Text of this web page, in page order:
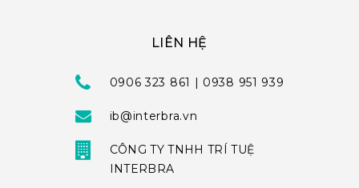
LIÊN HỆ
0906 323 861 | 0938 951 939
ib@interbra.vn
CÔNG TY TNHH TRÍ TUỆ
INTERBRA